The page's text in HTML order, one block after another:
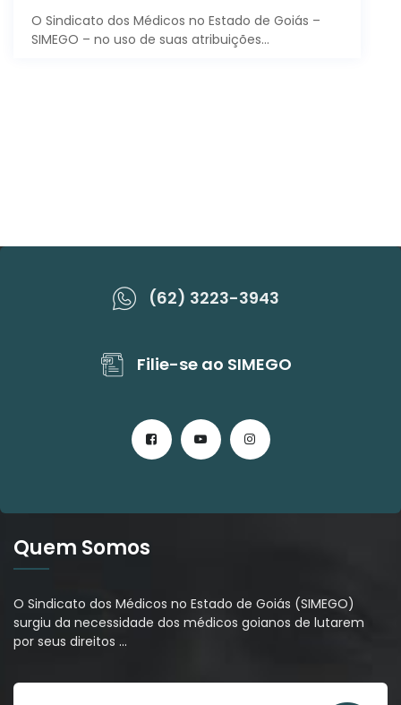
O Sindicato dos Médicos no Estado de Goiás –
SIMEGO – no uso de suas atribuições…
(62) 3223-3943
Filie-se ao SIMEGO
Quem Somos
O Sindicato dos Médicos no Estado de Goiás (SIMEGO)
surgiu da necessidade dos médicos goianos de lutarem
por seus direitos …